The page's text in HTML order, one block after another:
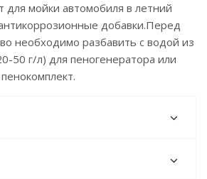
мойки автомобиля в летний
добавки.Перед
необходимо разбавить с водой из
50 г/л) для пеногенератора или